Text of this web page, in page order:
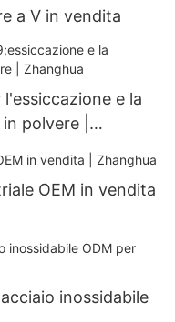
a V in vendita
e la
polvere |
OEM in vendita
inossidabile